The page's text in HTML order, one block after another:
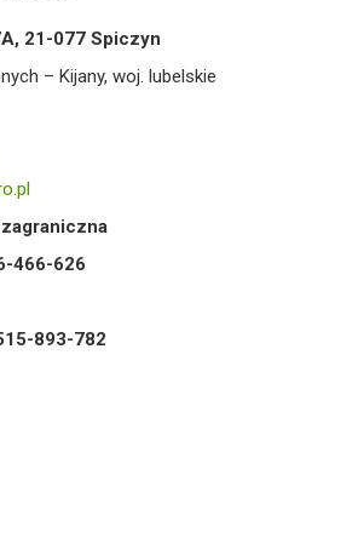
21-077 Spiczyn
– Kijany, woj. lubelskie
466-626
893-782